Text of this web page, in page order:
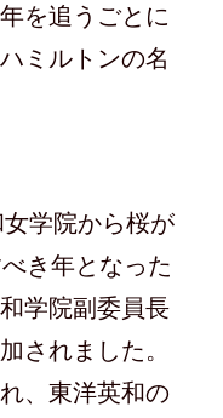
を追うごとに
ミルトンの名
学院から桜が
き年となった
学院副委員長
されました。
、東洋英和の